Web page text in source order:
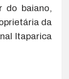
do baiano,
da
Itaparica